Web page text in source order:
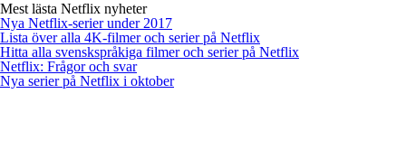
Mest lästa Netflix nyheter
Nya Netflix-serier under 2017
Lista över alla 4K-filmer och serier på Netflix
Hitta alla svenskspråkiga filmer och serier på Netflix
Netflix: Frågor och svar
Nya serier på Netflix i oktober